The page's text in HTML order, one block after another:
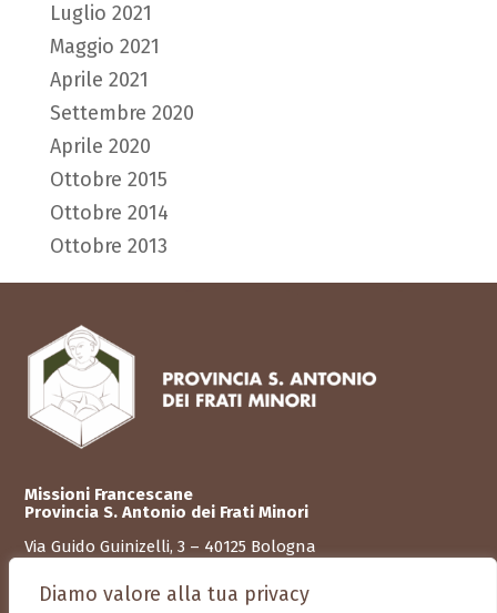
Diamo valore alla tua privacy
Luglio 2021
Maggio 2021
Aprile 2021
Settembre 2020
Aprile 2020
Ottobre 2015
Ottobre 2014
Ottobre 2013
Missioni Francescane
Provincia S. Antonio dei Frati Minori
Via Guido Guinizelli, 3 – 40125 Bologna
C.F. 01098680372